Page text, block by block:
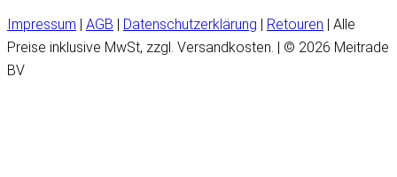
Impressum | AGB | Datenschutzerklärung | Retouren | Alle
Preise inklusive MwSt, zzgl. Versandkosten. | © 2026 Meitrade
BV